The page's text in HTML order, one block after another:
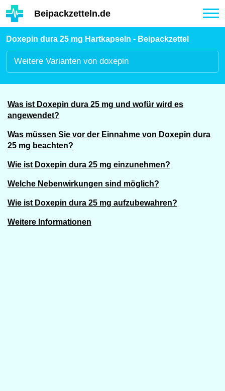
Hauptinhalt
Beipackzetteln.de
Doxepin dura 25 mg Hartkapseln - Beipackzettel
Weitere Varianten von doxepin
Was ist Doxepin dura 25 mg und wofür wird es
angewendet?
Was müssen Sie vor der Einnahme von Doxepin dura
25 mg beachten?
Wie ist Doxepin dura 25 mg einzunehmen?
Welche Nebenwirkungen sind möglich?
Wie ist Doxepin dura 25 mg aufzubewahren?
Weitere Informationen